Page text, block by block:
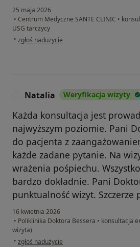
25 maja 2026
• Centrum Medyczne SANTE CLINIC •
USG tarczycy
• w opinii użytkownika Martyna
zgłoś nadużycie
Natalia Weryfikacja wizyty
Każda konsultacja jest
najwyższym poziomie. Pani
do pacjenta z
każde zadane pytanie. Na
wrażenia pośpiechu.
bardzo dokładnie. Pani
punktualność wizyt. Szczerze
16 kwietnia 2026
• Poliklinika Doktora Bessera • konsultacja
wizyta)
• w opinii użytkownika Natalia
zgłoś nadużycie